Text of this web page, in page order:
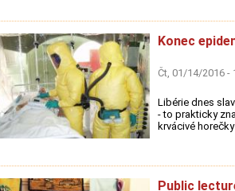
Konec
Čt, 01/14/2016 -
Libérie dnes
- to prakticky
krvácivé horečky
Public